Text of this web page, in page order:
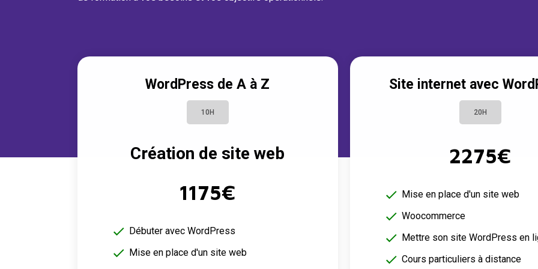
WordPress de A à Z
10H
Création de site web
1175€
Débuter avec WordPress
Mise en place d'un site web
Site internet avec
20H
2275€
Mise en place d'un site web
Woocommerce
Mettre son site WordPress en
Cours particuliers à distance